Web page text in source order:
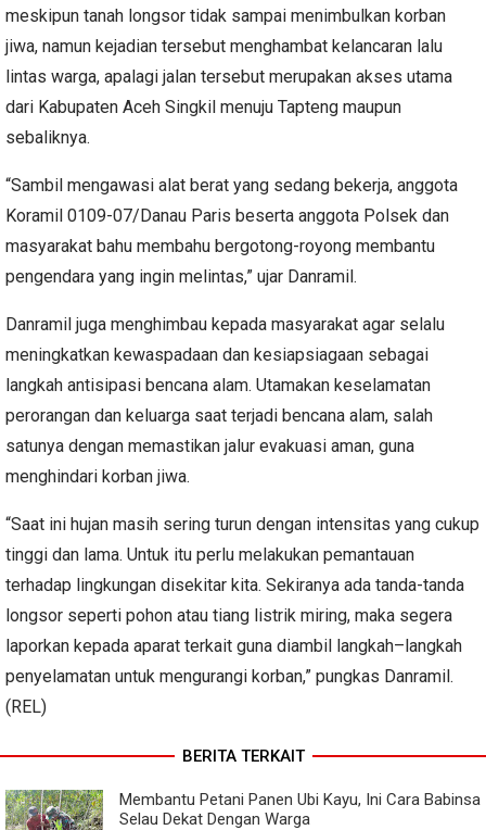
meskipun tanah longsor tidak sampai menimbulkan korban
jiwa, namun kejadian tersebut menghambat kelancaran lalu
lintas warga, apalagi jalan tersebut merupakan akses utama
dari Kabupaten Aceh Singkil menuju Tapteng maupun
sebaliknya.
“Sambil mengawasi alat berat yang sedang bekerja, anggota
Koramil 0109-07/Danau Paris beserta anggota Polsek dan
masyarakat bahu membahu bergotong-royong membantu
pengendara yang ingin melintas,” ujar Danramil.
Danramil juga menghimbau kepada masyarakat agar selalu
meningkatkan kewaspadaan dan kesiapsiagaan sebagai
langkah antisipasi bencana alam. Utamakan keselamatan
perorangan dan keluarga saat terjadi bencana alam, salah
satunya dengan memastikan jalur evakuasi aman, guna
menghindari korban jiwa.
“Saat ini hujan masih sering turun dengan intensitas yang cukup
tinggi dan lama. Untuk itu perlu melakukan pemantauan
terhadap lingkungan disekitar kita. Sekiranya ada tanda-tanda
longsor seperti pohon atau tiang listrik miring, maka segera
laporkan kepada aparat terkait guna diambil langkah–langkah
penyelamatan untuk mengurangi korban,” pungkas Danramil.
(REL)
BERITA TERKAIT
Membantu Petani Panen Ubi Kayu, Ini Cara Babinsa
Selau Dekat Dengan Warga